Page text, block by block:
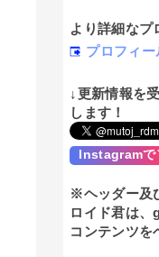
より詳細なプ
プロフィー
↓更新情報を
します！
Instagramで
※ヘッダー及
ロイド君は
コンテンツを